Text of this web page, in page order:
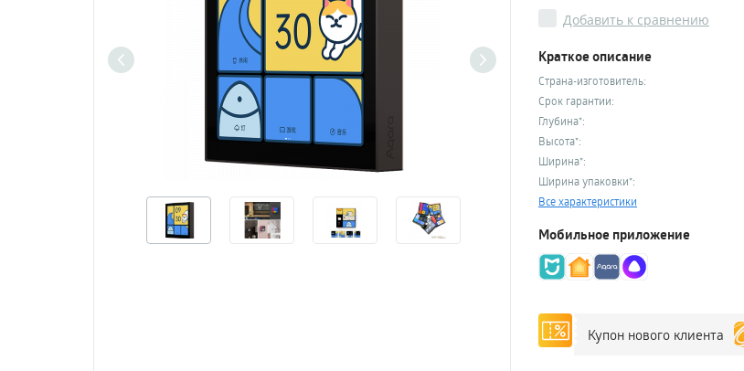
Добавить к сравнению
Краткое описание
Страна-изготовитель:
Срок гарантии:
Глубина*:
Высота*:
Ширина*:
Ширина упаковки*:
Все характеристики
Мобильное приложение
Купон нового клиента